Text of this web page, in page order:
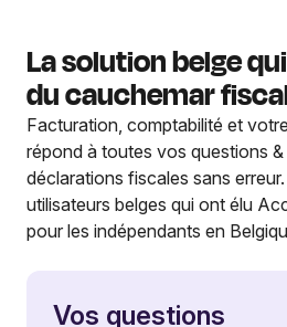
La solution belge
du cauchemar
Facturation, comptabilité et
répond à toutes vos questions
déclarations fiscales sans
utilisateurs belges qui ont élu
pour les indépendants en
Vos questions